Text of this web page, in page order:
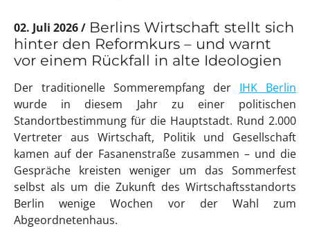
02. Juli 2026
Berlins Wirtschaft stellt sich
hinter den Reformkurs – und warnt
vor einem Rückfall in alte Ideologien
Der traditionelle Sommerempfang der IHK Berlin
wurde in diesem Jahr zu einer politischen
Standortbestimmung für die Hauptstadt. Rund 2.000
Vertreter aus Wirtschaft, Politik und Gesellschaft
kamen auf der Fasanenstraße zusammen – und die
Gespräche kreisten weniger um das Sommerfest
selbst als um die Zukunft des Wirtschaftsstandorts
Berlin wenige Wochen vor der Wahl zum
Abgeordnetenhaus.